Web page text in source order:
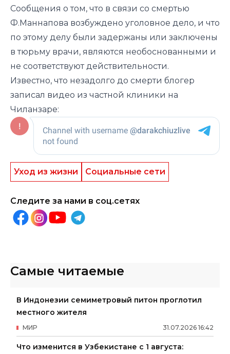
Сообщения о том, что в связи со смертью
Ф.Маннапова возбуждено уголовное дело, и что
по этому делу были задержаны или заключены
в тюрьму врачи, являются необоснованными и
не соответствуют действительности.
Известно, что незадолго до смерти блогер
записал видео из частной клиники на
Чиланзаре:
Уход из жизни Социальные сети
Следите за нами в соц.сетях
Самые читаемые
В Индонезии семиметровый питон проглотил
местного жителя
31.07.2026 16:42
МИР
Что изменится в Узбекистане с 1 августа: